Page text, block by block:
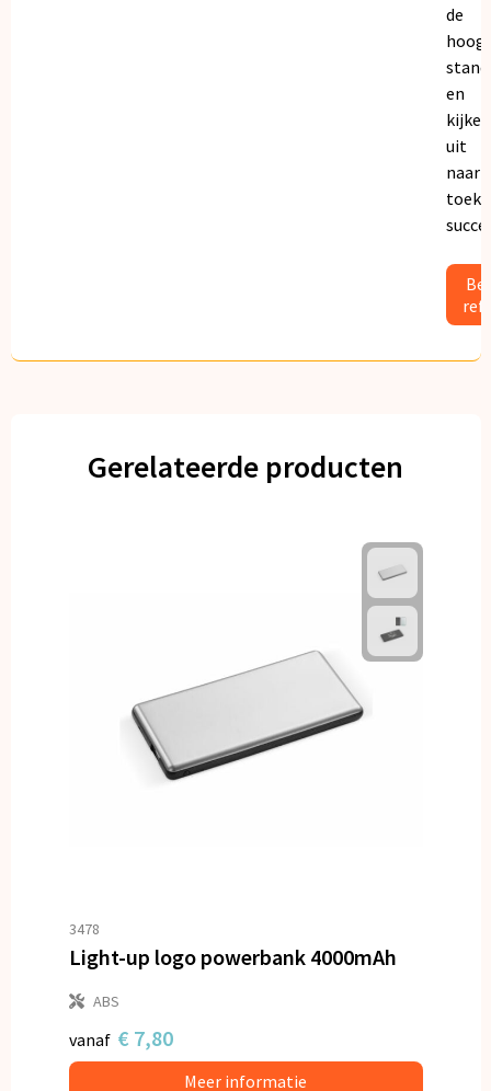
de
en
kijken
uit
naar
Gerelateerde producten
3478
Light-up logo powerbank 4000mAh
ABS
vanaf € 7,80
Meer informatie